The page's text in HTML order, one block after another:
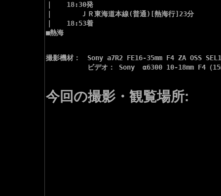
｜　　18:30発
｜　　　　ＪＲ東海道本線(普通)[熱海行]23分
｜　　18:53着
■熱海
撮影機材：　Sony a7R2 FE16-35mm F4 ZA OSS
ビデオ： Sony  α6300 10-18mm F4（
今回の撮影・観覧場所: